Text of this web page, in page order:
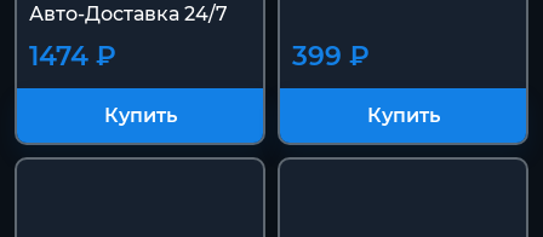
Авто-Доставка 24/7
1474 ₽
Купить
399 ₽
Купить